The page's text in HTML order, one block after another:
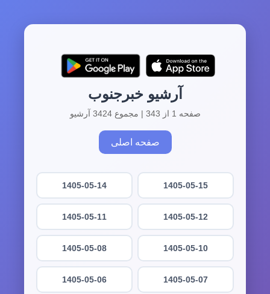
آرشیو خبرجنوب
صفحه 1 از 343 | مجموع 3424 آرشیو
صفحه اصلی
1405-05-15
1405-05-14
1405-05-12
1405-05-11
1405-05-10
1405-05-08
1405-05-07
1405-05-06